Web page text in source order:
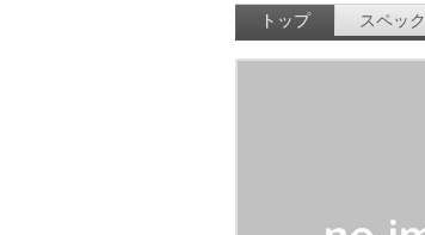
トップ スペック